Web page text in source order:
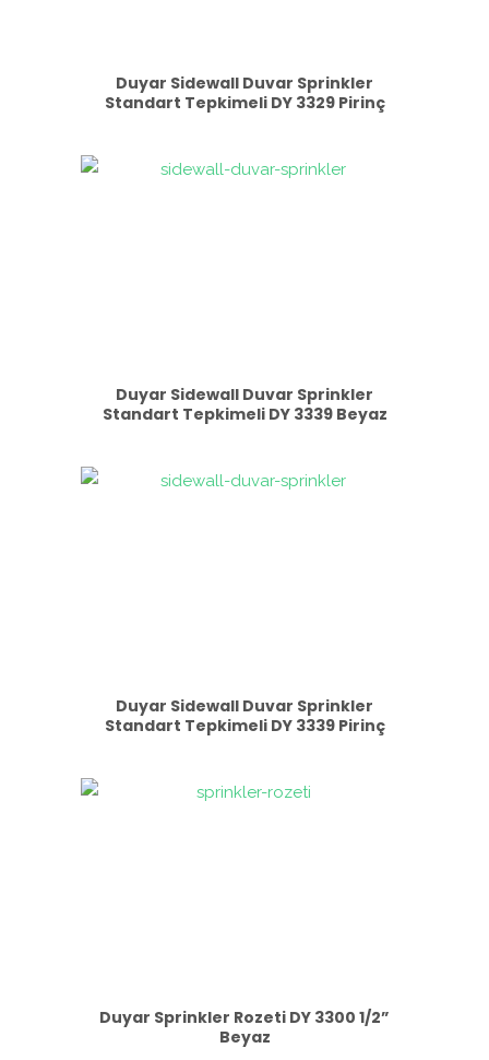
Duyar Sidewall Duvar Sprinkler
Standart Tepkimeli DY 3329 Pirinç
Duyar Sidewall Duvar Sprinkler
Standart Tepkimeli DY 3339 Beyaz
Duyar Sidewall Duvar Sprinkler
Standart Tepkimeli DY 3339 Pirinç
Duyar Sprinkler Rozeti DY 3300 1/2”
Beyaz